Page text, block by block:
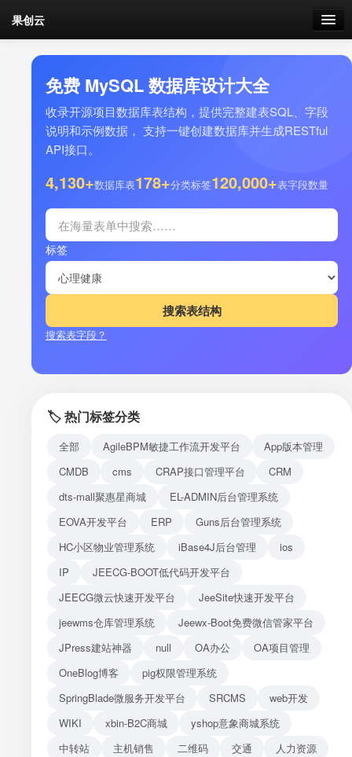
果创云
数据表单
API接口
云存储
剩余接口流量
加流量
接口测试
免费 MySQL 数据库设计大全
收录开源项目数据库表结构，提供完整建表SQL、字段
说明和示例数据， 支持一键创建数据库并生成RESTful
API接口。
4,130+数据库表178+分类标签120,000+表字段数量
标签
搜索表字段？
🏷️ 热门标签分类
全部 AgileBPM敏捷工作流开发平台
App版本管理
CMDB
cms CRAP接口管理平台
CRM
dts-mall聚惠星商城
EL-ADMIN后台管理系统
EOVA开发平台
ERP
Guns后台管理系统
HC小区物业管理系统
iBase4J后台管理
ios
IP
JEECG-BOOT低代码开发平台
JEECG微云快速开发平台
JeeSite快速开发平台
jeewms仓库管理系统
Jeewx-Boot免费微信管家平台
JPress建站神器
null OA办公
OA项目管理
OneBlog博客
pig权限管理系统
SpringBlade微服务开发平台
SRCMS
web开发
WIKI
xbin-B2C商城
yshop意象商城系统
中转站
主机销售 二维码 交通
人力资源